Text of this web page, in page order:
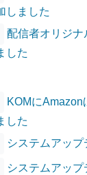
しました
配信者オリジ
した
KOMにAmazon
した
システムアッ
システムアッ